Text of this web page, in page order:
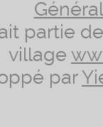
partie
village
par